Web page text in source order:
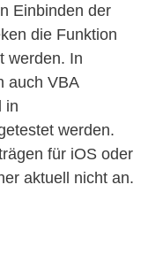
Einbinden der
die Funktion
werden. In
auch VBA
in
werden.
für iOS oder
aktuell nicht an.